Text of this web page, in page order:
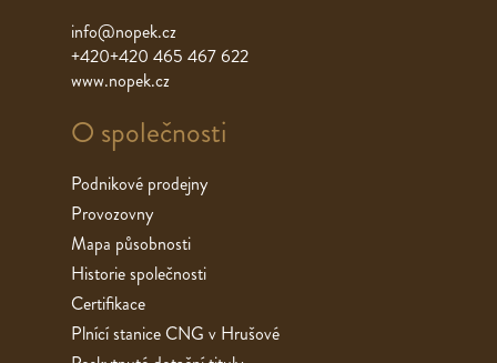
info@nopek.cz
+420+420 465 467 622
www.nopek.cz
O společnosti
Podnikové prodejny
Provozovny
Mapa působnosti
Historie společnosti
Certifikace
Plnící stanice CNG v Hrušové